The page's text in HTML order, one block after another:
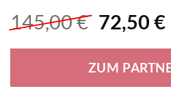
145,00€
war:
145,00
72,50 €
ZUM